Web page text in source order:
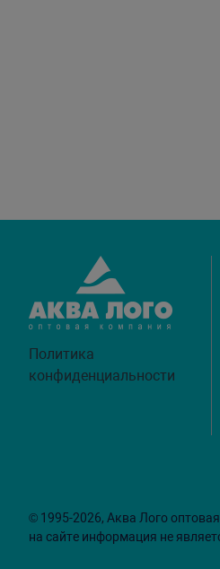
Политика
конфиденциальности
© 1995-2026, Аква Лого
на сайте информация не